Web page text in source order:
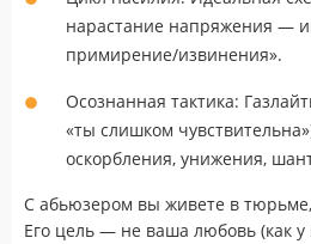
нарастание напряжения —
примирение/извинения».
Осознанная тактика:
«ты слишком
оскорбления, унижения,
С абьюзером вы живете в
Его цель — не ваша любовь (как у